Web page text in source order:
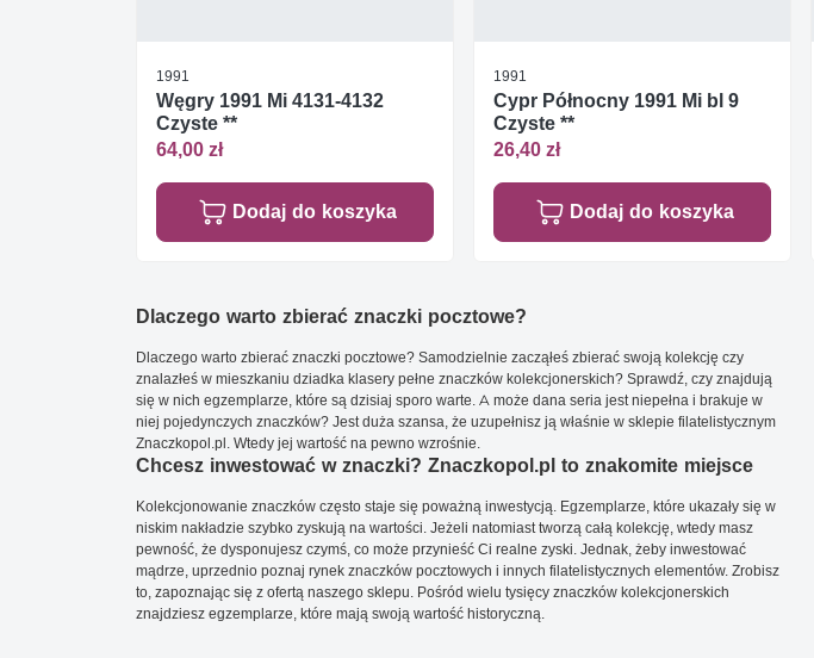
1991
Węgry 1991 Mi 4131-4132
Czyste **
64,00 zł
Dodaj do koszyka
1991
Cypr Północny 1991 Mi bl 9
Czyste **
26,40 zł
Dodaj do koszyka
Dlaczego warto zbierać znaczki pocztowe?
Dlaczego warto zbierać znaczki pocztowe? Samodzielnie zacząłeś zbierać swoją kolekcję czy
znalazłeś w mieszkaniu dziadka klasery pełne znaczków kolekcjonerskich? Sprawdź, czy znajdują
się w nich egzemplarze, które są dzisiaj sporo warte. A może dana seria jest niepełna i brakuje w
niej pojedynczych znaczków? Jest duża szansa, że uzupełnisz ją właśnie w sklepie filatelistycznym
Znaczkopol.pl. Wtedy jej wartość na pewno wzrośnie.
Chcesz inwestować w znaczki? Znaczkopol.pl to znakomite miejsce
Kolekcjonowanie znaczków często staje się poważną inwestycją. Egzemplarze, które ukazały się w
niskim nakładzie szybko zyskują na wartości. Jeżeli natomiast tworzą całą kolekcję, wtedy masz
pewność, że dysponujesz czymś, co może przynieść Ci realne zyski. Jednak, żeby inwestować
mądrze, uprzednio poznaj rynek znaczków pocztowych i innych filatelistycznych elementów. Zrobisz
to, zapoznając się z ofertą naszego sklepu. Pośród wielu tysięcy znaczków kolekcjonerskich
znajdziesz egzemplarze, które mają swoją wartość historyczną.